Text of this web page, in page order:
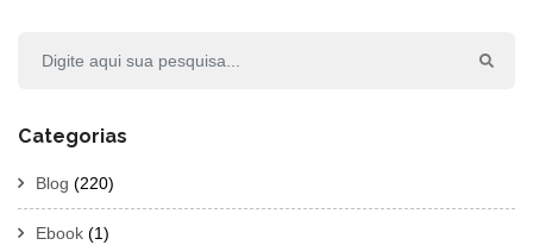
Categorias
Blog (220)
Ebook (1)